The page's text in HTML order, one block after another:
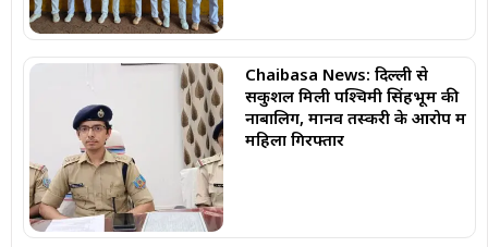
Chaibasa News: दिल्ली से
सकुशल मिली पश्चिमी सिंहभूम की
नाबालिग, मानव तस्करी के आरोप में
महिला गिरफ्तार